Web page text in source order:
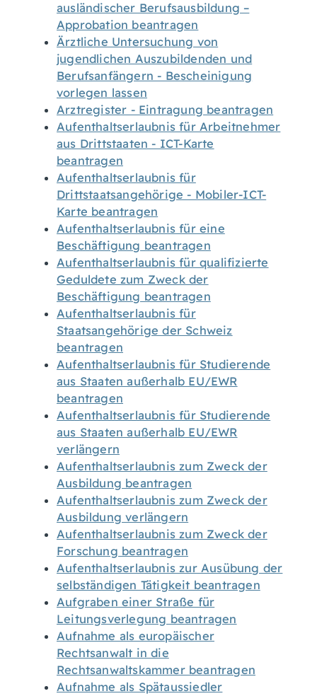
ausländischer Berufsausbildung –
Approbation beantragen
Ärztliche Untersuchung von
jugendlichen Auszubildenden und
Berufsanfängern - Bescheinigung
vorlegen lassen
Arztregister - Eintragung beantragen
Aufenthaltserlaubnis für Arbeitnehmer
aus Drittstaaten - ICT-Karte
beantragen
Aufenthaltserlaubnis für
Drittstaatsangehörige - Mobiler-ICT-
Karte beantragen
Aufenthaltserlaubnis für eine
Beschäftigung beantragen
Aufenthaltserlaubnis für qualifizierte
Geduldete zum Zweck der
Beschäftigung beantragen
Aufenthaltserlaubnis für
Staatsangehörige der Schweiz
beantragen
Aufenthaltserlaubnis für Studierende
aus Staaten außerhalb EU/EWR
beantragen
Aufenthaltserlaubnis für Studierende
aus Staaten außerhalb EU/EWR
verlängern
Aufenthaltserlaubnis zum Zweck der
Ausbildung beantragen
Aufenthaltserlaubnis zum Zweck der
Ausbildung verlängern
Aufenthaltserlaubnis zum Zweck der
Forschung beantragen
Aufenthaltserlaubnis zur Ausübung der
selbständigen Tätigkeit beantragen
Aufgraben einer Straße für
Leitungsverlegung beantragen
Aufnahme als europäischer
Rechtsanwalt in die
Rechtsanwaltskammer beantragen
Aufnahme als Spätaussiedler